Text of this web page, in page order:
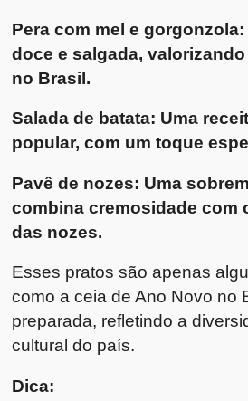
Pera com mel e
doce e salgada,
no Brasil.
Salada de batata: Uma
popular, com um toque
Pavê de nozes: Uma
combina cremosidade com
das nozes.
Esses pratos são apenas
como a ceia de Ano Novo no
preparada, refletindo a
cultural do país.
Dica: